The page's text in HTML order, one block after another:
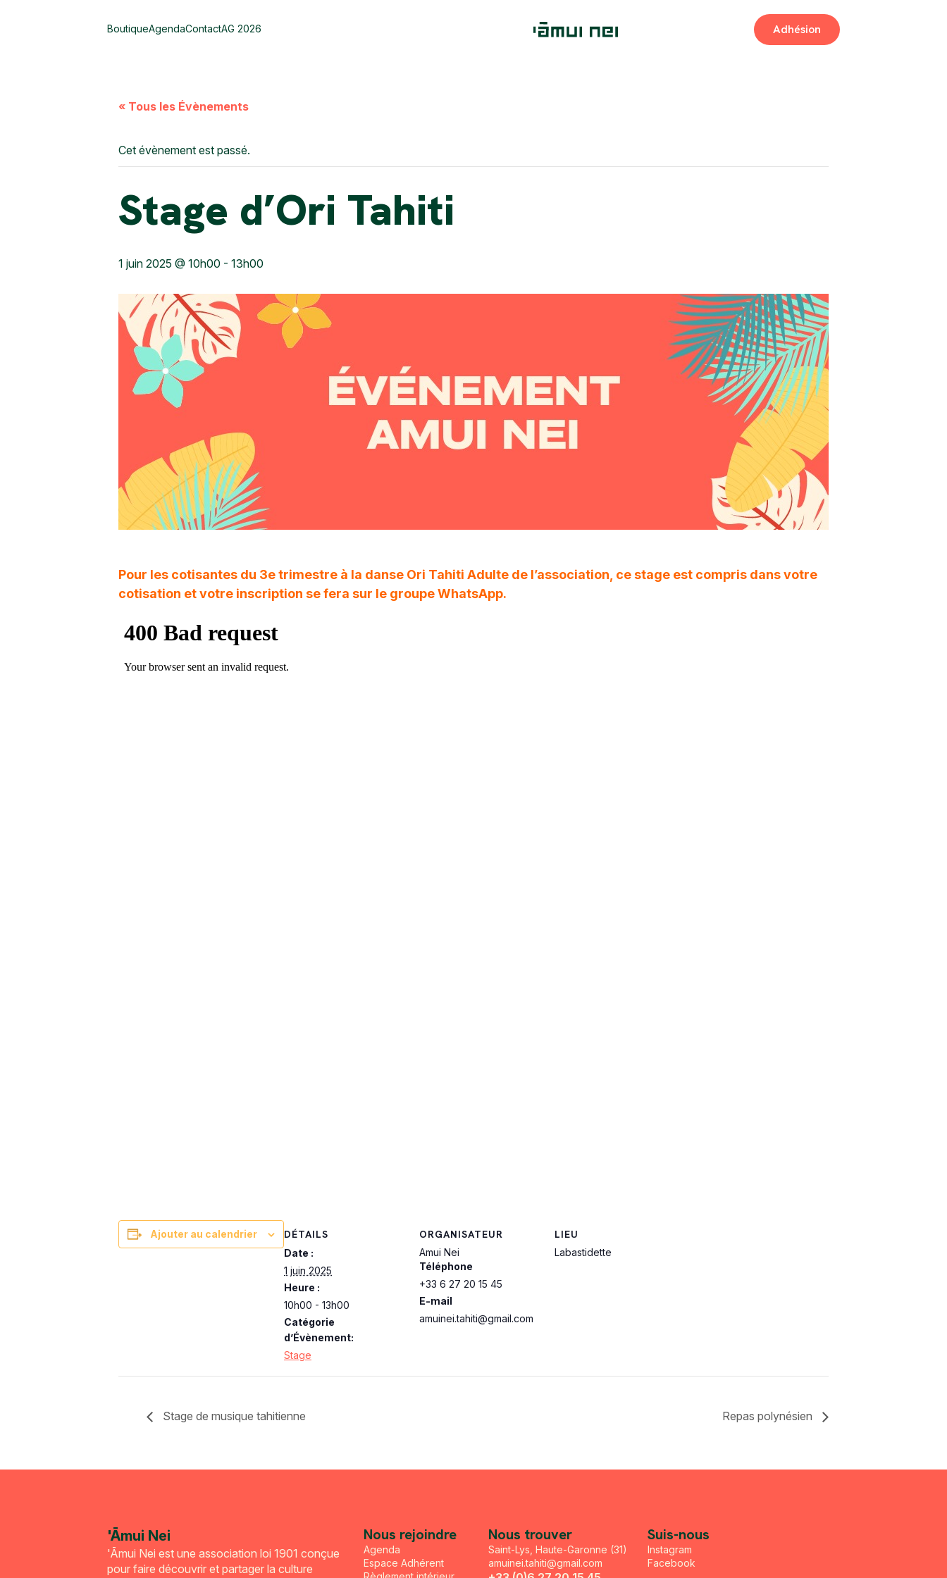
BoutiqueAgendaContactAG 2026 Adhésion
« Tous les Évènements
Cet évènement est passé.
Stage d’Ori Tahiti
1 juin 2025 @ 10h00 - 13h00
Pour les cotisantes du 3e trimestre à la danse Ori Tahiti Adulte de l’association, ce stage est compris dans votre
cotisation et votre inscription se fera sur le groupe WhatsApp.
Ajouter au calendrier DÉTAILS
Date :
1 juin 2025
Heure :
10h00 - 13h00
Catégorie
d’Évènement:
Stage
ORGANISATEUR
Amui Nei
Téléphone
+33 6 27 20 15 45
E-mail
amuinei.tahiti@gmail.com
LIEU
Labastidette
Stage de musique tahitienne Repas polynésien
'Āmui Nei
'Āmui Nei est une association loi 1901 conçue
pour faire découvrir et partager la culture
Nous rejoindre
Agenda
Espace Adhérent
Nous trouver
Saint-Lys, Haute-Garonne (31)
amuinei.tahiti@gmail.com
Suis-nous
Instagram
Facebook